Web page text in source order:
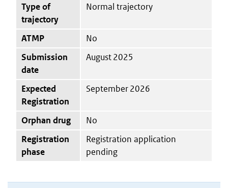
Type of
trajectory
Normal trajectory
ATMP
No
Submission
date
August 2025
Expected
Registration
September 2026
Orphan drug
No
Registration
phase
Registration application
pending